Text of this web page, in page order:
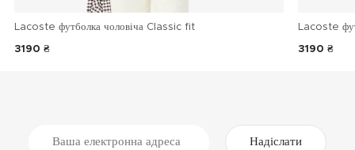
Lacoste футболка чоловіча Classic fit
3190 ₴
Lacoste
3190 ₴
Надіслати